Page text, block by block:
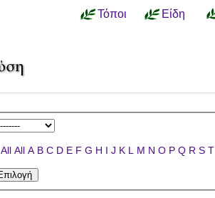
Τόποι Είδη
All All A B C D E F G H I J K L M N O P Q R S T